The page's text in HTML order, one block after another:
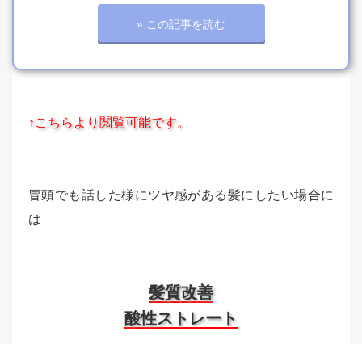
» この記事を読む
↑こちらより閲覧可能です。
冒頭でも話した様にツヤ感がある髪にしたい場合に
は
髪質改善
酸性ストレート